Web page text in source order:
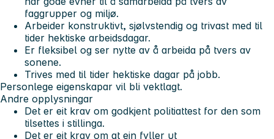
faggrupper og miljø.
Arbeider konstruktivt, sjølvstendig og trivast med til
tider hektiske arbeidsdagar.
Er fleksibel og ser nytte av å arbeida på tvers av
sonene.
Trives med til tider hektiske dagar på jobb.
Personlege eigenskapar vil bli vektlagt.
Andre opplysningar
Det er eit krav om godkjent politiattest for den som
tilsettes i stillinga.
Det er eit krav om at ein fyller ut